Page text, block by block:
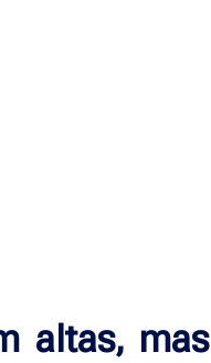
altas, mas